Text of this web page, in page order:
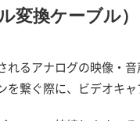
変換ケーブル）
るアナログの映像・音
繋ぐ際に、ビデオキャ